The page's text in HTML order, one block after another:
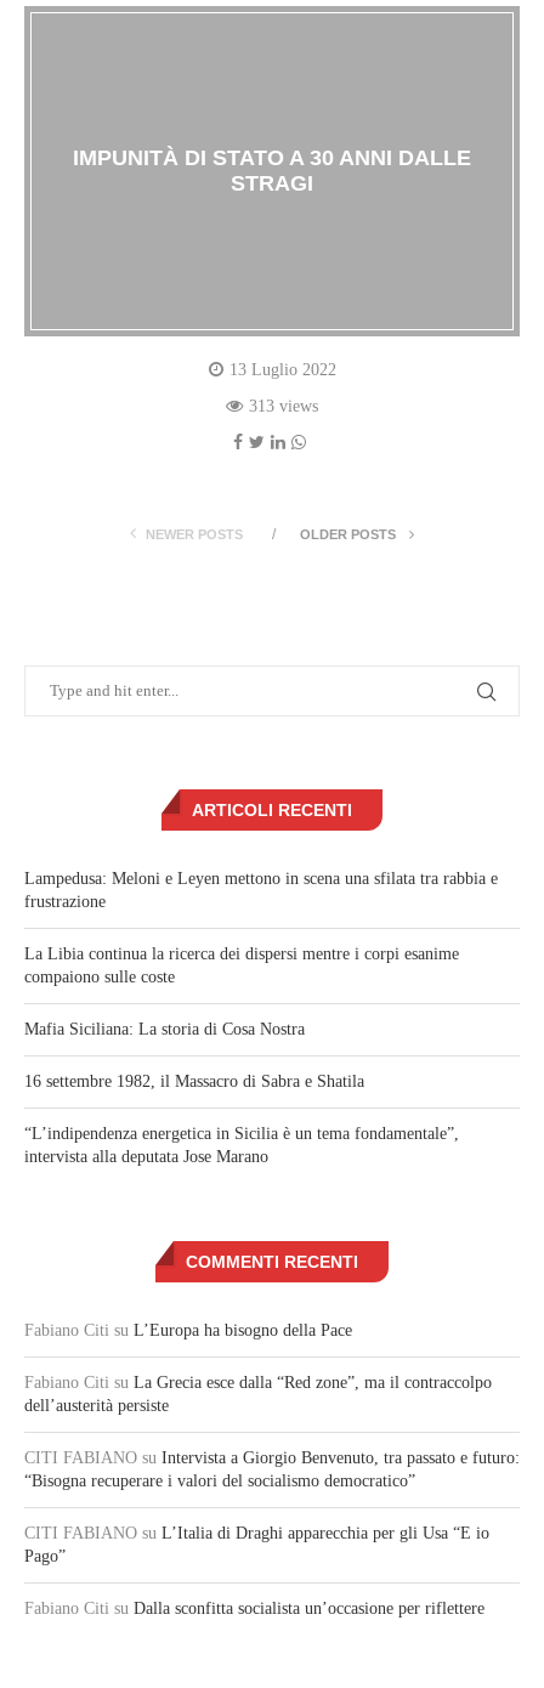
IMPUNITÀ DI STATO A 30 ANNI DALLE
STRAGI
13 Luglio 2022
313 views
NEWER POSTS OLDER POSTS
ARTICOLI RECENTI
Lampedusa: Meloni e Leyen mettono in scena una sfilata tra rabbia e
frustrazione
La Libia continua la ricerca dei dispersi mentre i corpi esanime
compaiono sulle coste
Mafia Siciliana: La storia di Cosa Nostra
16 settembre 1982, il Massacro di Sabra e Shatila
“L’indipendenza energetica in Sicilia è un tema fondamentale”,
intervista alla deputata Jose Marano
COMMENTI RECENTI
Fabiano Citi su L’Europa ha bisogno della Pace
Fabiano Citi su La Grecia esce dalla “Red zone”, ma il contraccolpo
dell’austerità persiste
CITI FABIANO su Intervista a Giorgio Benvenuto, tra passato e futuro:
“Bisogna recuperare i valori del socialismo democratico”
CITI FABIANO su L’Italia di Draghi apparecchia per gli Usa “E io
Pago”
Fabiano Citi su Dalla sconfitta socialista un’occasione per riflettere